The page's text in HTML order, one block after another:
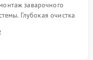
заварочного
Глубокая очистка
жмыха и накипи.
с использованием